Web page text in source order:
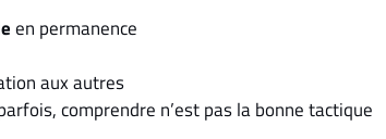
en permanence
aux autres
comprendre n’est pas la bonne tactique